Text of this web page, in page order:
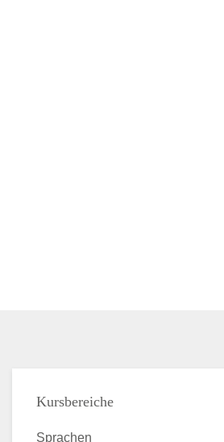
Kursbereiche
Sprachen